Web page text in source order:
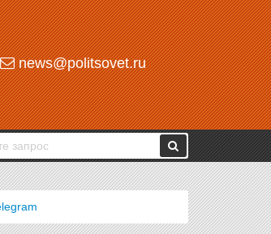
news@politsovet.ru